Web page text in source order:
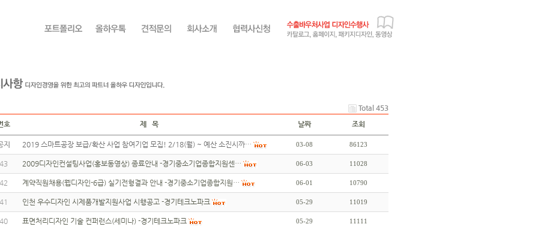
Total 453
호
제 목 날짜 조회
지 2019 스마트공장 보급/확산 사업 참여기업 모집! 2/18(월) ~ 예산 소진시까… 03-08 86123
2009디자인컨설팅사업(홍보동영상) 종료안내 -경기중소기업종합지원센… 06-03 11028
계약직원채용(웹디자인-6급) 실기전형결과 안내 -경기중소기업종합지원… 06-01 10790
인천 우수디자인 시제품개발지원사업 시행공고 -경기테크노파크 05-29 11019
표면처리디자인 기술 컨퍼런스(세미나) -경기테크노파크 05-29 11111